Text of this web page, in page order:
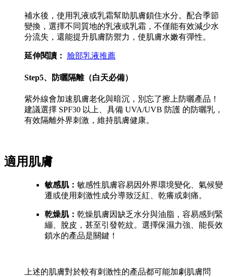
補水後，使用乳液或乳霜幫助肌膚鎖住水分。配合季節
變換，選擇不同質地的乳液或乳霜，不僅能有效減少水
分流失，還能提升肌膚防禦力，使肌膚水嫩有彈性。
延伸閱讀： 臉部乳液推薦
Step5、防曬隔離（白天必備）
紫外線會加速肌膚老化與暗沉，別忘了擦上防曬產品！
建議選擇 SPF30 以上、具備 UVA/UVB 防護 的防曬乳，
有效隔離外界刺激，維持肌膚健康。
適用肌膚
敏感肌： 敏感性肌膚容易因外界環境變化、氣候變
遷或使用刺激性成分導致泛紅、乾癢或刺痛。
乾燥肌： 乾燥肌膚因缺乏水分與油脂，容易感到緊
繃、脫皮，甚至引發乾紋。選擇保濕力強、能長效
鎖水的產品是關鍵！
上述的肌膚對於較有刺激性的產品都可能加劇肌膚問